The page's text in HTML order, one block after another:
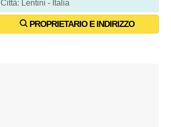
Città: Lentini - Italia
PROPRIETARIO E INDIRIZZO